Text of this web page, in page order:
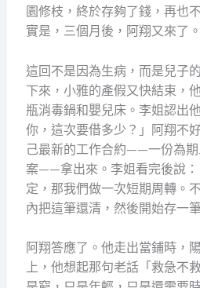
園修枝，終於存夠了錢，再也
實是，三個月後，阿翔又來了。
這回不是因為生病，而是兒子
下來，小雅的產假又快結束，
瓶消毒鍋和嬰兒床。李姐認出
你，這次要借多少？」阿翔不
己最新的工作合約——一份為
案——拿出來。李姐看完後說
定，那我們做一次短期周轉。
內把這筆還清，然後開始存一
阿翔答應了。他走出當鋪時，
上，他想起那句老話「救急不